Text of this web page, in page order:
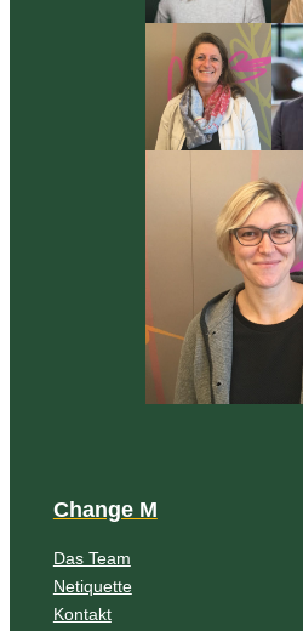
Change M
Das Team
Netiquette
Kontakt